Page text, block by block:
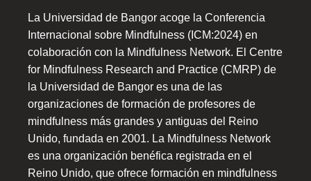
La Universidad de Bangor acoge la Conferencia
Internacional sobre Mindfulness (ICM:2024) en
colaboración con la Mindfulness Network. El Centre
for Mindfulness Research and Practice (CMRP) de
la Universidad de Bangor es una de las
organizaciones de formación de profesores de
mindfulness más grandes y antiguas del Reino
Unido, fundada en 2001. La Mindfulness Network
es una organización benéfica registrada en el
Reino Unido, que ofrece formación en mindfulness